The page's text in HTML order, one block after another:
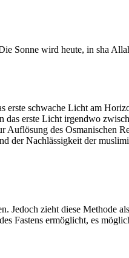
Sonne wird heute, in sha
erste schwache Licht am
erste Licht irgendwo
Auflösung des Osmanischen
der Nachlässigkeit der
Jedoch zieht diese Methode
Fastens ermöglicht, es